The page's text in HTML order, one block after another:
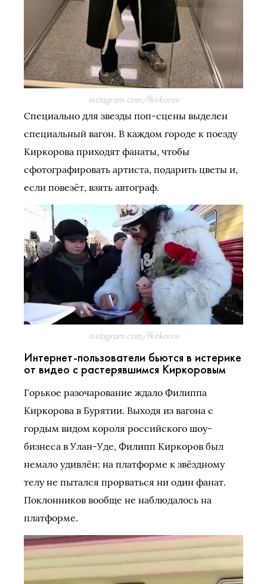
instagram.com/fkirkorov
Специально для звезды поп-сцены выделен
специальный вагон. В каждом городе к поезду
Киркорова приходят фанаты, чтобы
сфотографировать артиста, подарить цветы и,
если повезёт, взять автограф.
instagram.com/fkirkorov
Интернет-пользователи бьются в истерике
от видео с растерявшимся Киркоровым
Горькое разочарование ждало Филиппа
Киркорова в Бурятии. Выходя из вагона с
гордым видом короля российского шоу-
бизнеса в Улан-Уде, Филипп Киркоров был
немало удивлён: на платформе к звёздному
телу не пытался прорваться ни один фанат.
Поклонников вообще не наблюдалось на
платформе.